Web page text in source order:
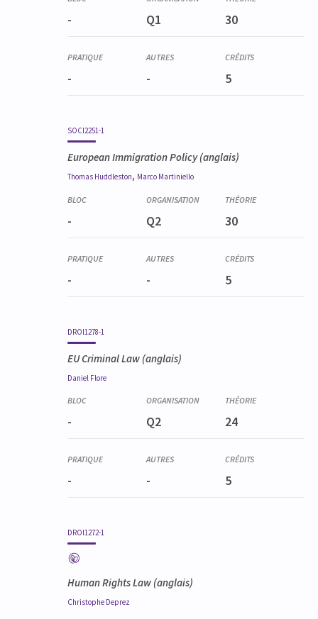
- Q1 30
- - 5
SOCI2251-1
European Immigration Policy(anglais)
Thomas Huddleston, Marco Martiniello
- Q2 30
- - 5
DROI1278-1
EU Criminal Law (anglais)
Daniel Flore
- Q2 24
- - 5
DROI1272-1
Human Rights Law (anglais)
Christophe Deprez